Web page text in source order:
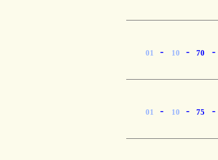
01 - 10 - 70 -
01 - 10 - 75 -